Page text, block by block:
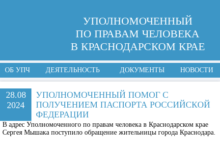
УПОЛНОМОЧЕННЫЙ
ПО ПРАВАМ ЧЕЛОВЕКА
В КРАСНОДАРСКОМ КРАЕ
ОБ УПЧ ДЕЯТЕЛЬНОСТЬ ДОКУМЕНТЫ НОВОСТИ
28.08
2024
УПОЛНОМОЧЕННЫЙ ПОМОГ С
ПОЛУЧЕНИЕМ ПАСПОРТА РОССИЙСКОЙ
ФЕДЕРАЦИИ
В адрес Уполномоченного по правам человека в Краснодарском крае
Сергея Мышака поступило обращение жительницы города Краснодара.